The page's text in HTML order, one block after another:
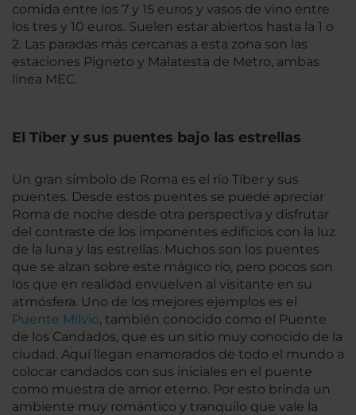
comida entre los 7 y 15 euros y vasos de vino entre
los tres y 10 euros. Suelen estar abiertos hasta la 1 o
2. Las paradas más cercanas a esta zona son las
estaciones Pigneto y Malatesta de Metro, ambas
línea MEC.
El Tíber y sus puentes bajo las estrellas
Un gran símbolo de Roma es el río Tíber y sus
puentes. Desde estos puentes se puede apreciar
Roma de noche desde otra perspectiva y disfrutar
del contraste de los imponentes edificios con la luz
de la luna y las estrellas. Muchos son los puentes
que se alzan sobre este mágico río, pero pocos son
los que en realidad envuelven al visitante en su
atmósfera. Uno de los mejores ejemplos es el
Puente Milvio, también conocido como el Puente
de los Candados, que es un sitio muy conocido de la
ciudad. Aquí llegan enamorados de todo el mundo a
colocar candados con sus iniciales en el puente
como muestra de amor eterno. Por esto brinda un
ambiente muy romántico y tranquilo que vale la